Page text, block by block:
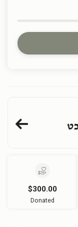
$300.00
Donated